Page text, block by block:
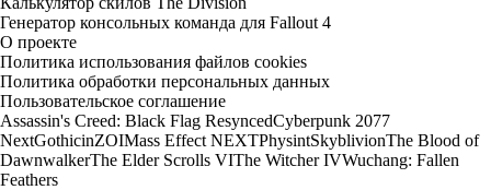
Генератор консольных команда для Fallout 4
О проекте
Политика использования файлов cookies
Политика обработки персональных данных
Пользовательское соглашение
Assassin's Creed: Black Flag ResyncedCyberpunk 2077
NextGothicinZOIMass Effect NEXTPhysintSkyblivionThe Blood of
DawnwalkerThe Elder Scrolls VIThe Witcher IVWuchang: Fallen
Feathers